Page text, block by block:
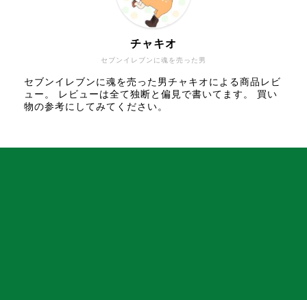
セブンイレブンに魂を売った男
チャキオ
セブンイレブンに魂を売った男チャキオによる商品レビ
ュー。 レビューは全て独断と偏見で書いてます。 買い
物の参考にしてみてください。